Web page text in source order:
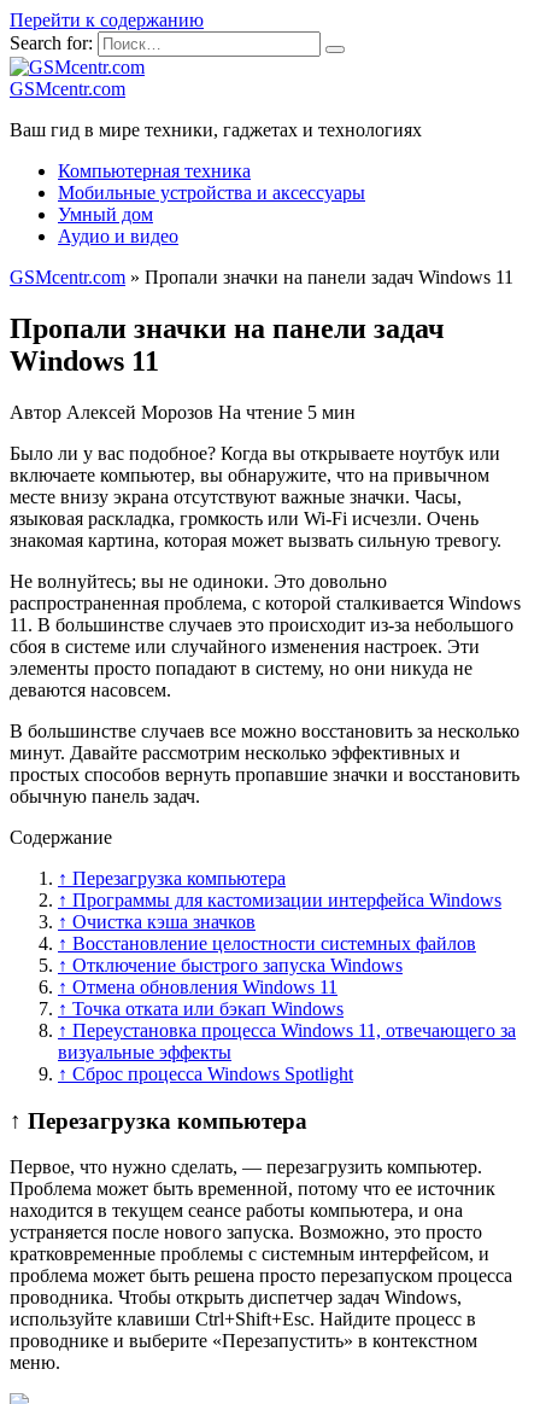
Перейти к содержанию
Search for:
GSMcentr.com
Ваш гид в мире техники, гаджетах и технологиях
Компьютерная техника
Мобильные устройства и аксессуары
Умный дом
Аудио и видео
GSMcentr.com » Пропали значки на панели задач Windows 11
Пропали значки на панели задач
Windows 11
Автор Алексей Морозов На чтение 5 мин
Было ли у вас подобное? Когда вы открываете ноутбук или
включаете компьютер, вы обнаружите, что на привычном
месте внизу экрана отсутствуют важные значки. Часы,
языковая раскладка, громкость или Wi-Fi исчезли. Очень
знакомая картина, которая может вызвать сильную тревогу.
Не волнуйтесь; вы не одиноки. Это довольно
распространенная проблема, с которой сталкивается Windows
11. В большинстве случаев это происходит из-за небольшого
сбоя в системе или случайного изменения настроек. Эти
элементы просто попадают в систему, но они никуда не
деваются насовсем.
В большинстве случаев все можно восстановить за несколько
минут. Давайте рассмотрим несколько эффективных и
простых способов вернуть пропавшие значки и восстановить
обычную панель задач.
Содержание
↑ Перезагрузка компьютера
↑ Программы для кастомизации интерфейса Windows
↑ Очистка кэша значков
↑ Восстановление целостности системных файлов
↑ Отключение быстрого запуска Windows
↑ Отмена обновления Windows 11
↑ Точка отката или бэкап Windows
↑ Переустановка процесса Windows 11, отвечающего за
визуальные эффекты
↑ Сброс процесса Windows Spotlight
↑ Перезагрузка компьютера
Первое, что нужно сделать, — перезагрузить компьютер.
Проблема может быть временной, потому что ее источник
находится в текущем сеансе работы компьютера, и она
устраняется после нового запуска. Возможно, это просто
кратковременные проблемы с системным интерфейсом, и
проблема может быть решена просто перезапуском процесса
проводника. Чтобы открыть диспетчер задач Windows,
используйте клавиши Ctrl+Shift+Esc. Найдите процесс в
проводнике и выберите «Перезапустить» в контекстном
меню.